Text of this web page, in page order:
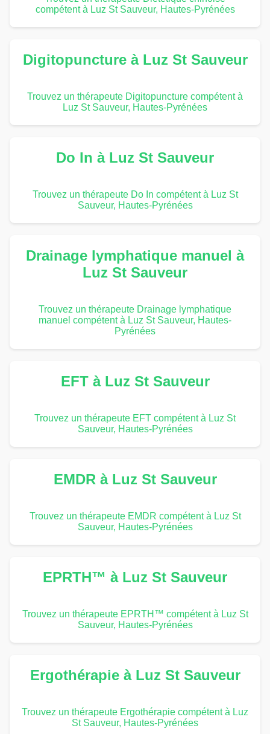
compétent à Luz St Sauveur, Hautes-Pyrénées
Digitopuncture à Luz St Sauveur
Trouvez un thérapeute Digitopuncture compétent à
Luz St Sauveur, Hautes-Pyrénées
Do In à Luz St Sauveur
Trouvez un thérapeute Do In compétent à Luz St
Sauveur, Hautes-Pyrénées
Drainage lymphatique manuel à
Luz St Sauveur
Trouvez un thérapeute Drainage lymphatique
manuel compétent à Luz St Sauveur, Hautes-
Pyrénées
EFT à Luz St Sauveur
Trouvez un thérapeute EFT compétent à Luz St
Sauveur, Hautes-Pyrénées
EMDR à Luz St Sauveur
Trouvez un thérapeute EMDR compétent à Luz St
Sauveur, Hautes-Pyrénées
EPRTH™ à Luz St Sauveur
Trouvez un thérapeute EPRTH™ compétent à Luz St
Sauveur, Hautes-Pyrénées
Ergothérapie à Luz St Sauveur
Trouvez un thérapeute Ergothérapie compétent à Luz
St Sauveur, Hautes-Pyrénées